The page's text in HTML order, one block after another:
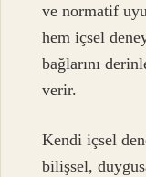
ve normatif
hem içsel
bağlarını
verir.
Kendi içsel
bilişsel,